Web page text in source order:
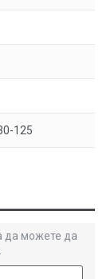
125
да можете да